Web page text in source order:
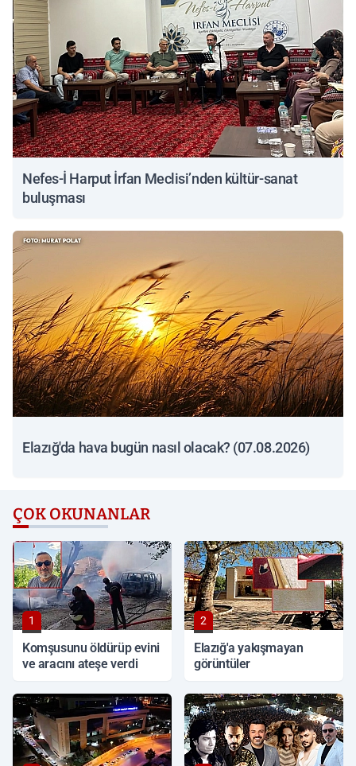
Nefes-İ Harput İrfan Meclisi’nden kültür-sanat
buluşması
Elazığ'da hava bugün nasıl olacak? (07.08.2026)
ÇOK OKUNANLAR
1
Komşusunu öldürüp evini
ve aracını ateşe verdi
2
Elazığ'a yakışmayan
görüntüler